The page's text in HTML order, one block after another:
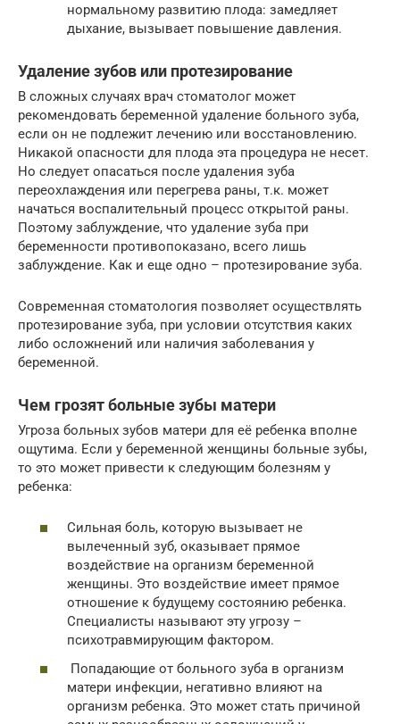
нормальному развитию плода: замедляет
дыхание, вызывает повышение давления.
Удаление зубов или протезирование
В сложных случаях врач стоматолог может
рекомендовать беременной удаление больного зуба,
если он не подлежит лечению или восстановлению.
Никакой опасности для плода эта процедура не несет.
Но следует опасаться после удаления зуба
переохлаждения или перегрева раны, т.к. может
начаться воспалительный процесс открытой раны.
Поэтому заблуждение, что удаление зуба при
беременности противопоказано, всего лишь
заблуждение. Как и еще одно – протезирование зуба.
Современная стоматология позволяет осуществлять
протезирование зуба, при условии отсутствия каких
либо осложнений или наличия заболевания у
беременной.
Чем грозят больные зубы матери
Угроза больных зубов матери для её ребенка вполне
ощутима. Если у беременной женщины больные зубы,
то это может привести к следующим болезням у
ребенка:
Сильная боль, которую вызывает не
вылеченный зуб, оказывает прямое
воздействие на организм беременной
женщины. Это воздействие имеет прямое
отношение к будущему состоянию ребенка.
Специалисты называют эту угрозу –
психотравмирующим фактором.
Попадающие от больного зуба в организм
матери инфекции, негативно влияют на
организм ребенка. Это может стать причиной